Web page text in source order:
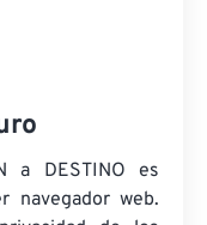
a DESTINO es
navegador web.